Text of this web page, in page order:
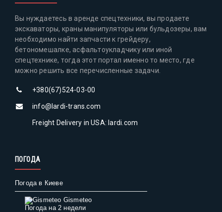
Вы нуждаетесь в аренде спецтехники, вы продаете
экскаваторы, краны манипуляторы или бульдозеры, вам
необходимо найти запчасти к грейдеру,
бетономешалке, асфальтоукладчику или иной
спецтехнике, тогда этот портал именно то место, где
можно решить все перечисленные задачи.
+380(67)524-03-00
info@lardi-trans.com
Freight Delivery in USA: lardi.com
ПОГОДА
Погода в Киеве
Gismeteo
Погода на 2 недели